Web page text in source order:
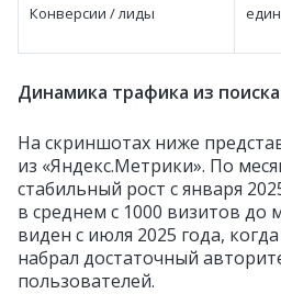
Конверсии / лиды
Динамика трафика из
На скриншотах ниже
из «Яндекс.Метрики». По
стабильный рост с января
в среднем с 1000 визитов до
виден с июля 2025 года,
набрал достаточный
пользователей.